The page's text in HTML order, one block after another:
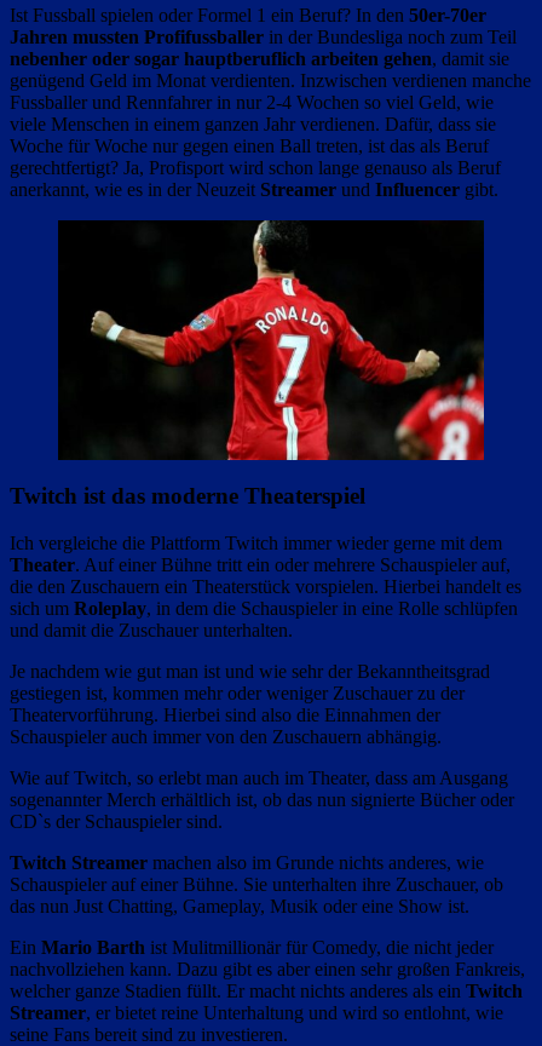
Ist Fussball spielen oder Formel 1 ein Beruf? In den 50er-70er
Jahren mussten Profifussballer in der Bundesliga noch zum Teil
nebenher oder sogar hauptberuflich arbeiten gehen, damit sie
genügend Geld im Monat verdienten. Inzwischen verdienen manche
Fussballer und Rennfahrer in nur 2-4 Wochen so viel Geld, wie
viele Menschen in einem ganzen Jahr verdienen. Dafür, dass sie
Woche für Woche nur gegen einen Ball treten, ist das als Beruf
gerechtfertigt? Ja, Profisport wird schon lange genauso als Beruf
anerkannt, wie es in der Neuzeit Streamer und Influencer gibt.
Twitch ist das moderne Theaterspiel
Ich vergleiche die Plattform Twitch immer wieder gerne mit dem
Theater. Auf einer Bühne tritt ein oder mehrere Schauspieler auf,
die den Zuschauern ein Theaterstück vorspielen. Hierbei handelt es
sich um Roleplay, in dem die Schauspieler in eine Rolle schlüpfen
und damit die Zuschauer unterhalten.
Je nachdem wie gut man ist und wie sehr der Bekanntheitsgrad
gestiegen ist, kommen mehr oder weniger Zuschauer zu der
Theatervorführung. Hierbei sind also die Einnahmen der
Schauspieler auch immer von den Zuschauern abhängig.
Wie auf Twitch, so erlebt man auch im Theater, dass am Ausgang
sogenannter Merch erhältlich ist, ob das nun signierte Bücher oder
CD`s der Schauspieler sind.
Twitch Streamer machen also im Grunde nichts anderes, wie
Schauspieler auf einer Bühne. Sie unterhalten ihre Zuschauer, ob
das nun Just Chatting, Gameplay, Musik oder eine Show ist.
Ein Mario Barth ist Mulitmillionär für Comedy, die nicht jeder
nachvollziehen kann. Dazu gibt es aber einen sehr großen Fankreis,
welcher ganze Stadien füllt. Er macht nichts anderes als ein Twitch
Streamer, er bietet reine Unterhaltung und wird so entlohnt, wie
seine Fans bereit sind zu investieren.